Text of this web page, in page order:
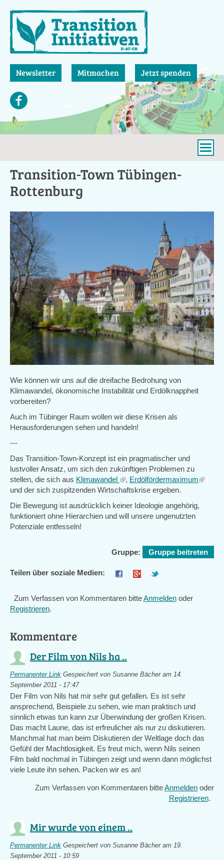
zum
Inhalt
Newsletter Mitmachen Jetzt spenden
Transition-Town Tübingen-
Rottenburg
Wie können wir uns auf die dreifache Bedrohung von
Klimawandel, ökonomische Instabilität und Erdölknappheit
vorbereiten?
Auch im Tübinger Raum wollen wir diese Krisen als
Herausforderungen sehen und handeln!
---
Das Transition-Town-Konzept ist ein pragmatischer und
lustvoller Ansatz, um sich den zukünftigen Problemen zu
stellen, die sich aus Klimawandel (link
is
, Erdölfördermaximum(link
und der sich zuspitzenden Wirtschaftskrise ergeben.
Die Bewegung ist ausdrücklich keiner Ideologie angehörig,
funktioniert ohne Hierarchien und will unsere ungenutzten
Potenziale entfesseln!
Gruppe: Gruppe beitreten
Teilen über soziale Medien:
Zum Verfassen von Kommentaren bitteAnmeldenoder
Registrieren.
Kommentare
Der Film von Nils ha ..
Permanenter Link Gespeichert von Susanne Bächeram 14.
September 2011 - 17:47
Der Film von Nils hat mir sehr gut gefallen. Es ist sehr
ansprechend, Beispiele zu sehen, wie man praktisch und
sinnlich etwas tun kann zur Überwindung der großen Krisen.
Das macht Laune, das ist erfreulicher als nur zu diskutieren.
Manchmal hat man beim Diskutieren der Weltlage doch das
Gefühl der Machtlosigkeit. Es freut mich, wenn Nils seinen
Film bald nochmal in Tübingen zeigt und wenn dann möglichst
viele Leute ihn sehen. Packen wir es an!
Zum Verfassen von Kommentaren bitteAnmelden oder
Registrieren.
Mir wurde von einem ..
Permanenter Link Gespeichert von Susanne Bächeram 19.
September 2011 - 10:59